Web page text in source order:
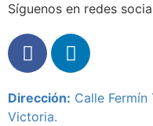
Síguenos en redes
Dirección: Calle
Victoria.